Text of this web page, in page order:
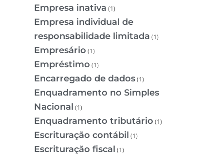
Empresa inativa (1)
Empresa individual de
responsabilidade limitada (1)
Empresário (1)
Empréstimo (1)
Encarregado de dados(1)
Enquadramento no Simples
Nacional (1)
Enquadramento tributário (1)
Escrituração contábil (1)
Escrituração fiscal (1)